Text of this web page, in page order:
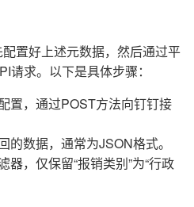
置好上述元数据，然后通过平
请求。以下是具体步骤：
置，通过POST方法向钉钉接
的数据，通常为JSON格式。
器，仅保留“报销类别”为“行政